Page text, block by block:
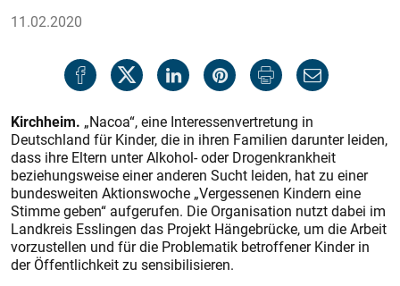
11.02.2020
Kirchheim. „Nacoa“, eine Interessenvertretung in
Deutschland für Kinder, die in ihren Familien darunter leiden,
dass ihre Eltern unter Alkohol- oder Drogenkrankheit
beziehungsweise einer anderen Sucht leiden, hat zu einer
bundesweiten Aktionswoche „Vergessenen Kindern eine
Stimme geben“ aufgerufen. Die Organisation nutzt dabei im
Landkreis Esslingen das Projekt Hängebrücke, um die Arbeit
vorzustellen und für die Problematik betroffener Kinder in
der Öffentlichkeit zu sensibilisieren.